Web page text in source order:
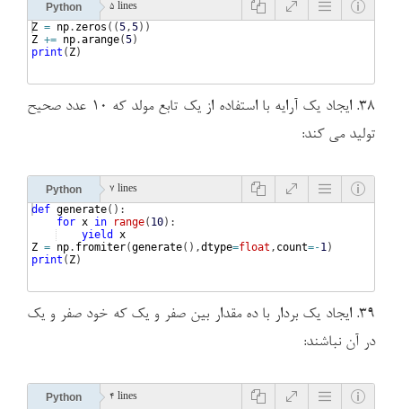
Python 5 lines
Z = np. zeros ((5,5))
Z += np.arange(5)
print ( Z)
۳۸. ایجاد یک آرایه با استفاده از یک تابع مولد که ۱۰ عدد صحیح
تولید می کند:
Python 7 lines
def generate( ) :
for x in range( 10) :
yield
x
Z = np. fromiter(generate( ) ,dtype=float , count=-1)
print ( Z)
۳۹. ایجاد یک بردار با ده مقدار بین صفر و یک که خود صفر و یک
در آن نباشند:
Python 4 lines